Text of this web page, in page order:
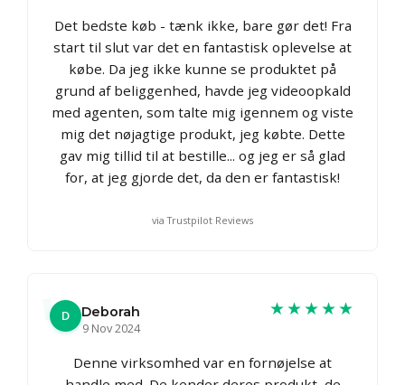
Det bedste køb - tænk ikke, bare gør det! Fra
start til slut var det en fantastisk oplevelse at
købe. Da jeg ikke kunne se produktet på
grund af beliggenhed, havde jeg videoopkald
med agenten, som talte mig igennem og viste
mig det nøjagtige produkt, jeg købte. Dette
gav mig tillid til at bestille... og jeg er så glad
for, at jeg gjorde det, da den er fantastisk!
via Trustpilot Reviews
D
Deborah
9 Nov 2024
★★★★★
Denne virksomhed var en fornøjelse at